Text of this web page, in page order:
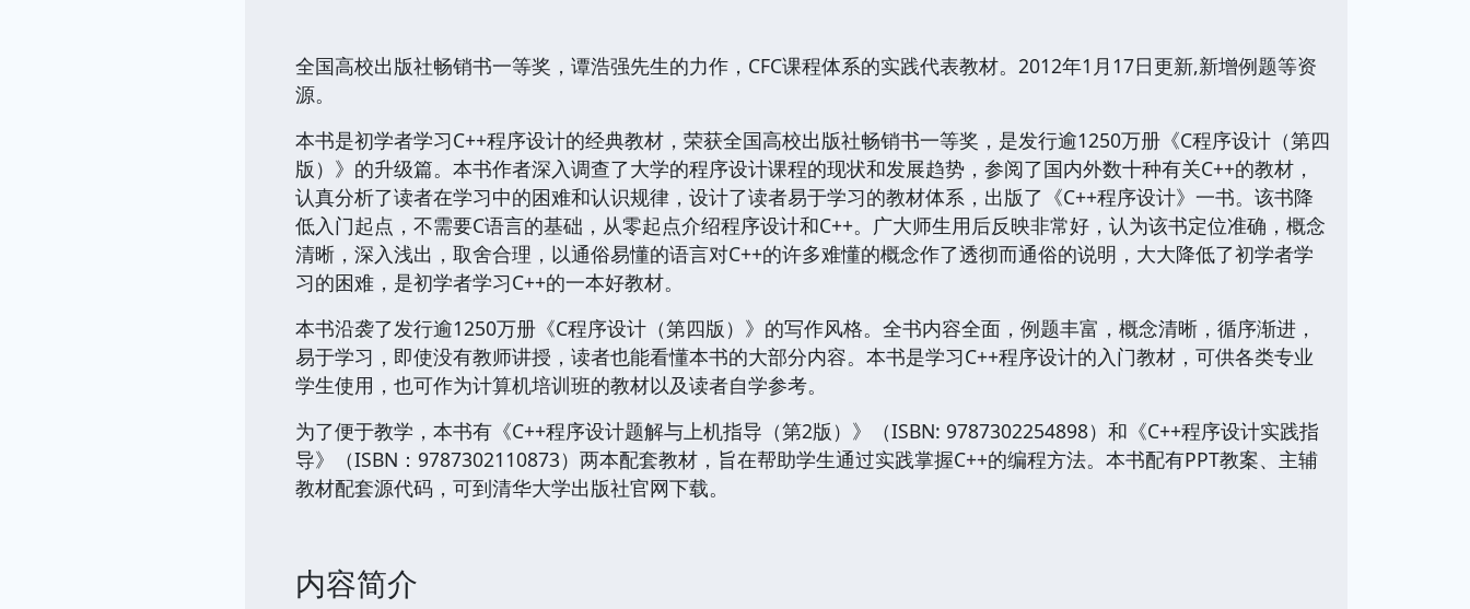
全国高校出版社畅销书一等奖，谭浩强先生的力作，CFC课程体系的实践代表教材。2012年1月17日更新,新增例题等资
源。
本书是初学者学习C++程序设计的经典教材，荣获全国高校出版社畅销书一等奖，是发行逾1250万册《C程序设计（第四
版）》的升级篇。本书作者深入调查了大学的程序设计课程的现状和发展趋势，参阅了国内外数十种有关C++的教材，
认真分析了读者在学习中的困难和认识规律，设计了读者易于学习的教材体系，出版了《C++程序设计》一书。该书降
低入门起点，不需要C语言的基础，从零起点介绍程序设计和C++。广大师生用后反映非常好，认为该书定位准确，概念
清晰，深入浅出，取舍合理，以通俗易懂的语言对C++的许多难懂的概念作了透彻而通俗的说明，大大降低了初学者学
习的困难，是初学者学习C++的一本好教材。
本书沿袭了发行逾1250万册《C程序设计（第四版）》的写作风格。全书内容全面，例题丰富，概念清晰，循序渐进，
易于学习，即使没有教师讲授，读者也能看懂本书的大部分内容。本书是学习C++程序设计的入门教材，可供各类专业
学生使用，也可作为计算机培训班的教材以及读者自学参考。
为了便于教学，本书有《C++程序设计题解与上机指导（第2版）》（ISBN: 9787302254898）和《C++程序设计实践指
导》（ISBN：9787302110873）两本配套教材，旨在帮助学生通过实践掌握C++的编程方法。本书配有PPT教案、主辅
教材配套源代码，可到清华大学出版社官网下载。
内容简介